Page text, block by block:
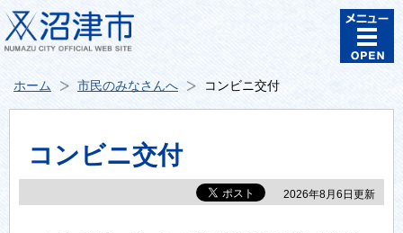
ホーム 市民のみなさんへ コンビニ交付
コンビニ交付
2026年8月6日更新